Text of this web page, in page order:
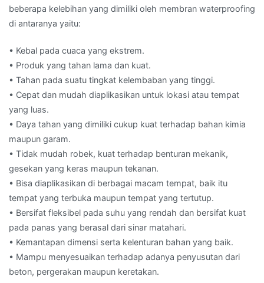
beberapa kelebihan yang dimiliki oleh membran waterproofing
di antaranya yaitu:
• Kebal pada cuaca yang ekstrem.
• Produk yang tahan lama dan kuat.
• Tahan pada suatu tingkat kelembaban yang tinggi.
• Cepat dan mudah diaplikasikan untuk lokasi atau tempat
yang luas.
• Daya tahan yang dimiliki cukup kuat terhadap bahan kimia
maupun garam.
• Tidak mudah robek, kuat terhadap benturan mekanik,
gesekan yang keras maupun tekanan.
• Bisa diaplikasikan di berbagai macam tempat, baik itu
tempat yang terbuka maupun tempat yang tertutup.
• Bersifat fleksibel pada suhu yang rendah dan bersifat kuat
pada panas yang berasal dari sinar matahari.
• Kemantapan dimensi serta kelenturan bahan yang baik.
• Mampu menyesuaikan terhadap adanya penyusutan dari
beton, pergerakan maupun keretakan.